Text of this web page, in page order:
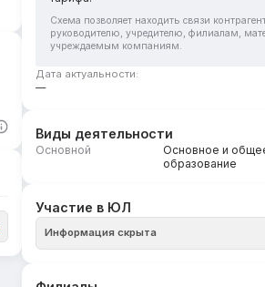
Схема позволяет находить связи
руководителю, учредителю, филиалам,
учреждаемым компаниям.
Дата актуальности:
—
Виды деятельности
Основной
Основное и
образование
Участие в ЮЛ
Информация скрыта